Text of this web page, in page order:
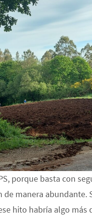
porque basta con
de manera
hito habría algo